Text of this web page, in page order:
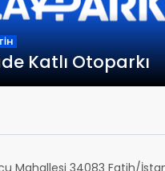
Katlı Otoparkı
Mahallesi 34083 Fatih/